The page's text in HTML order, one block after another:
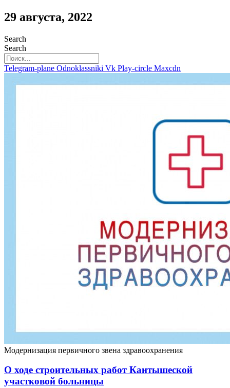
29 августа, 2022
Search
Search
Telegram-plane Odnoklassniki Vk Play-circle Maxcdn
Модернизация первичного звена здравоохранения
О ходе строительных работ Кантышеской
участковой больницы